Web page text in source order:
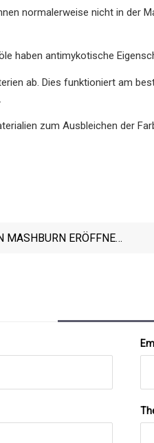
normalerweise nicht in der
haben antimykotische
ab. Dies funktioniert am
zum Ausbleichen der
ERÖFFNEN